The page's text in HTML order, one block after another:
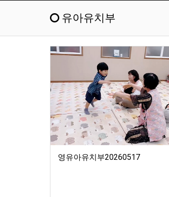
유아유치부
영유아유치부20260517